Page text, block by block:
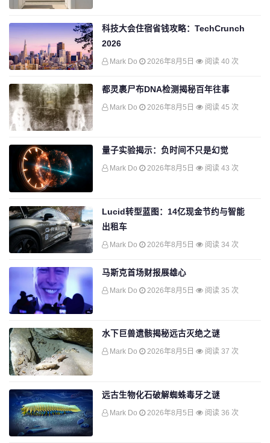
科技大会住宿省钱攻略：TechCrunch
2026
Mark Do 2026年8月5日 阅读 40 次
都灵裹尸布DNA检测揭秘百年往事
Mark Do 2026年8月5日 阅读 45 次
量子实验揭示：负时间不只是幻觉
Mark Do 2026年8月5日 阅读 43 次
Lucid转型蓝图：14亿现金节约与智能
出租车
Mark Do 2026年8月5日 阅读 34 次
马斯克首场财报展雄心
Mark Do 2026年8月5日 阅读 35 次
水下巨兽遗骸揭秘远古灭绝之谜
Mark Do 2026年8月5日 阅读 37 次
远古生物化石破解蜘蛛毒牙之谜
Mark Do 2026年8月5日 阅读 36 次